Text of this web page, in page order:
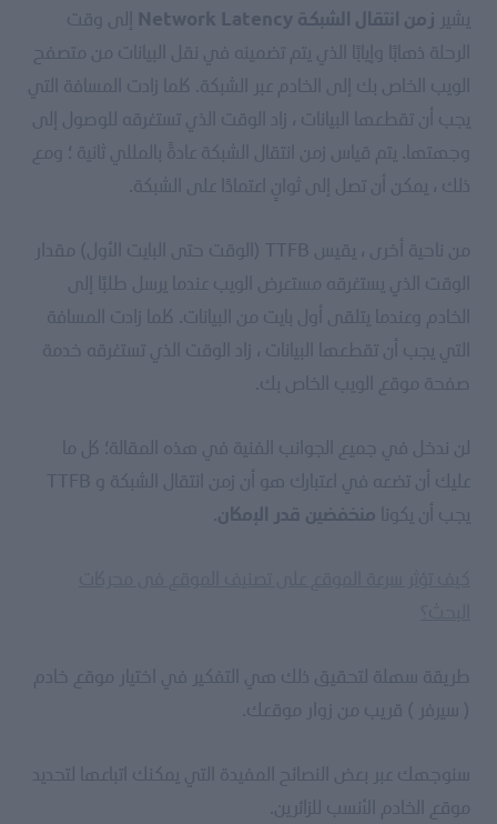
يشير زمن انتقال الشبكة Network Latency
إلى وقت
الرحلة ذهابًا وإيابًا الذي يتم تضمينه في نقل البيانات من متصفح
الويب الخاص بك إلى الخادم عبر الشبكة. كلما زادت المسافة التي
يجب أن تقطعها البيانات ، زاد الوقت الذي تستغرقه للوصول إلى
وجهتها. يتم قياس زمن انتقال الشبكة عادةً بالمللي ثانية ؛ ومع
ذلك ، يمكن أن تصل إلى ثوانٍ اعتمادًا على الشبكة.
من ناحية أخرى ، يقيس TTFB (الوقت حتى البايت الأول) مقدار
الوقت الذي يستغرقه مستعرض الويب عندما يرسل طلبًا إلى
الخادم وعندما يتلقى أول بايت من البيانات. كلما زادت المسافة
التي يجب أن تقطعها البيانات ، زاد الوقت الذي تستغرقه خدمة
صفحة موقع الويب الخاص بك.
لن ندخل في جميع الجوانب الفنية في هذه المقالة؛ كل ما
عليك أن تضعه في اعتبارك هو أن زمن انتقال الشبكة و TTFB
يجب أن يكونا منخفضين قدر الإمكان
طريقة سهلة لتحقيق ذلك هي التفكير في اختيار موقع خادم
( سيرفر ) قريب من زوار موقعك.
سنوجهك عبر بعض النصائح المفيدة التي يمكنك اتباعها لتحديد
موقع الخادم الأنسب للزائرين.